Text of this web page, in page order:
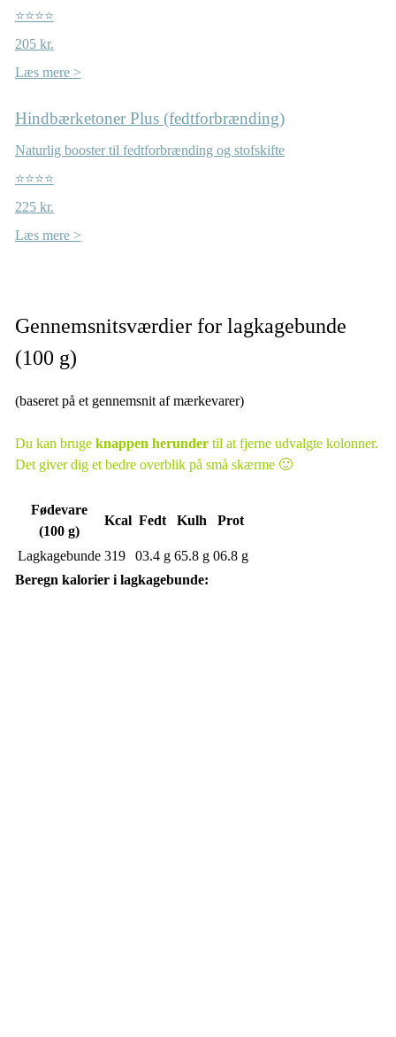
⭐⭐⭐⭐
205 kr.
Læs mere >
Hindbærketoner Plus (fedtforbrænding)
Naturlig booster til fedtforbrænding og stofskifte
⭐⭐⭐⭐
225 kr.
Læs mere >
Gennemsnitsværdier for lagkagebunde
(100 g)
(baseret på et gennemsnit af mærkevarer)
Du kan bruge knappen herundertil at fjerne udvalgte kolonner.
Det giver dig et bedre overblik på små skærme 🙂
Fødevare
(100 g)
Kcal Fedt Kulh Prot
Lagkagebunde 319 03.4 g 65.8 g 06.8 g
Beregn kalorier i lagkagebunde: